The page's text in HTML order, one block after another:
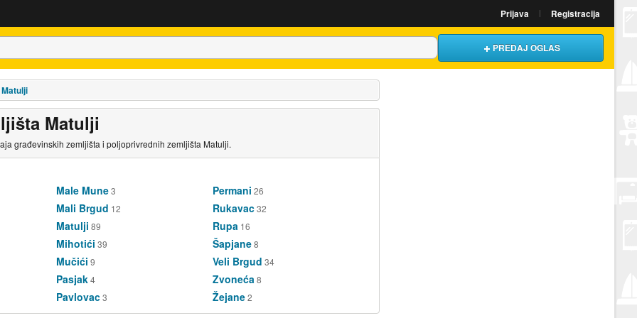
Prijava Registracija
PREDAJ OGLAS
Matulji
Matulji
građevinskih zemljišta i poljoprivrednih zemljišta Matulji.
Male Mune3
Mali Brgud 12
Matulji 89
Mihotići 39
Mučići 9
Pasjak4
Pavlovac3
Permani 26
Rukavac32
Rupa 16
Šapjane8
Veli Brgud 34
Zvoneća 8
Žejane2